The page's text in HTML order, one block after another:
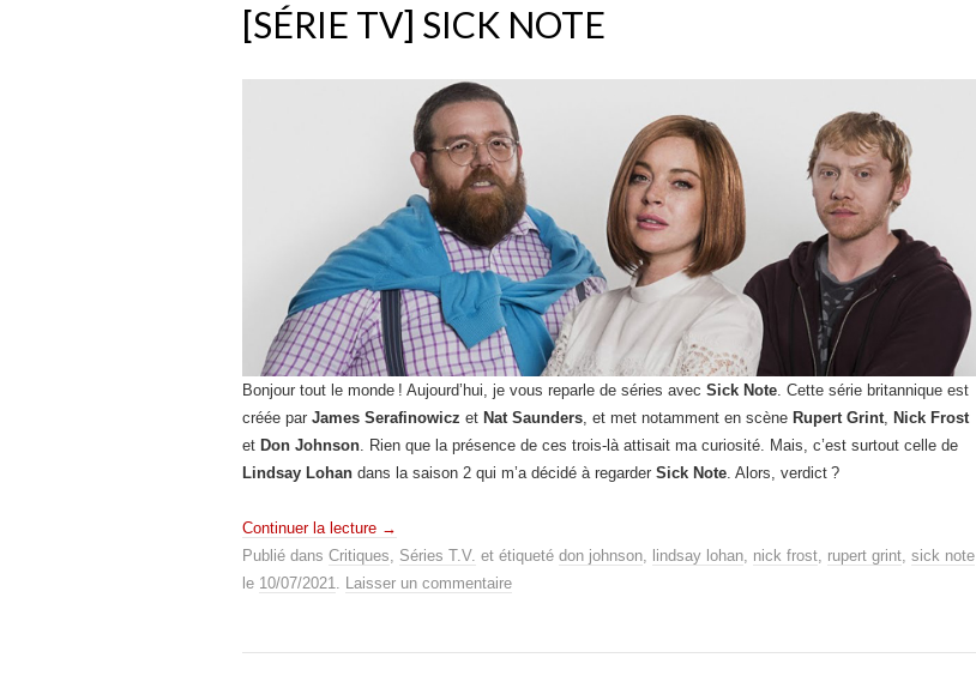
[SÉRIE TV] SICK NOTE
Bonjour tout le monde ! Aujourd’hui, je vous reparle de séries avec Sick Note . Cette série britannique est
créée par James Serafinowicz et Nat Saunders , et met notamment en scène Rupert Grint
Nick Frost
et Don Johnson . Rien que la présence de ces trois-là attisait ma curiosité. Mais, c’est surtout celle de
Lindsay Lohan dans la saison 2 qui m’a décidé à regarder Sick Note . Alors, verdict ?
Continuer la lecture →
Publié dans Critiques Séries T.V. et étiqueté don johnson lindsay lohan nick frost rupert grint sick note
le 10/07/2021 Laisser un commentaire